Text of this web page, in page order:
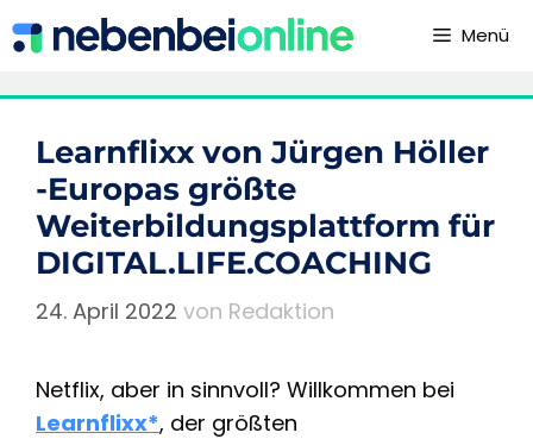
Zum
Inhalt
Menü
Learnflixx von Jürgen Höller
-Europas größte
Weiterbildungsplattform für
DIGITAL.LIFE.COACHING
24. April 2022 von Redaktion
Netflix, aber in sinnvoll? Willkommen bei
Learnflixx*, der größten